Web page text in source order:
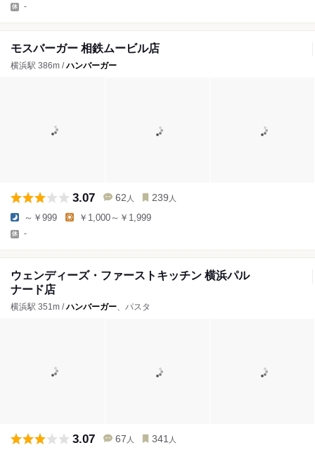
-
モスバーガー 相鉄ムービル店
横浜駅 386m /ハンバーガー
3.07 62 人 239 人
～￥999 ￥1,000～￥1,999
-
ウェンディーズ・ファーストキッチン 横浜パル
ナード店
横浜駅 351m /ハンバーガー、パスタ
3.07 67 人 341 人